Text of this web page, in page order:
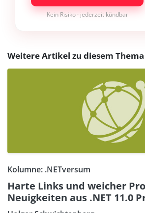
Kein Risiko · jederzeit kündbar
Weitere Artikel zu diesem Thema
Kolumne: .NETversum
Harte Links und weicher
Neuigkeiten aus .NET 11.0